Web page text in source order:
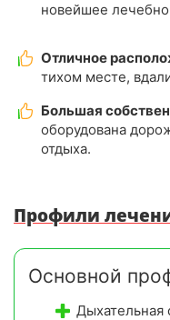
новейшее
Отличное
тихом месте,
Большая
оборудована
отдыха.
Профили
Основной
Дыхательная